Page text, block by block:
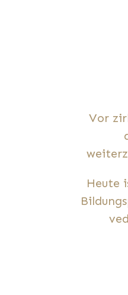
Vor
Heute